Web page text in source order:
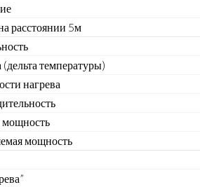
расстоянии 5м
температуры)
нагрева
мощность
мощность